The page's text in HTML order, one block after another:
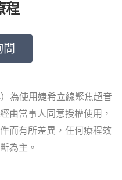
程
為使用婕希立線聚焦超音
由當事人同意授權使用，
而有所差異，任何療程效
為主。